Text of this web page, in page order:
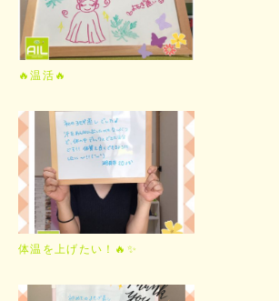
🔥温活🔥
体温を上げたい！🔥✨